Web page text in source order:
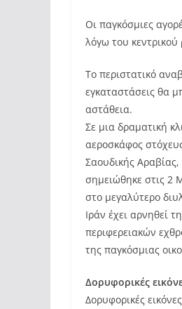
Οι παγκόσμιες
λόγω του
Το περιστατικό
εγκαταστάσεις θα
αστάθεια.
Σε μια δραματική
αεροσκάφος
Σαουδικής
σημειώθηκε στις 2
στο μεγαλύτερο
Ιράν έχει αρνηθεί
περιφερειακών
της παγκόσμιας
Δορυφορικές
Δορυφορικές